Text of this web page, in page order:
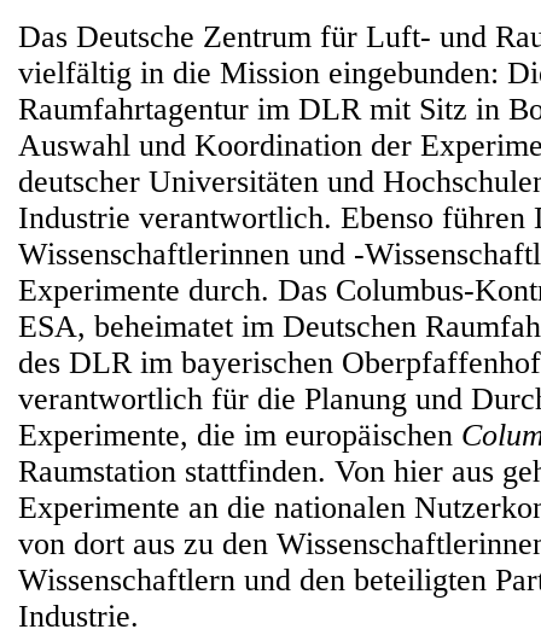
Das Deutsche Zentrum für Luft- und
vielfältig in die Mission eingebunden:
Raumfahrtagentur im DLR mit Sitz in
Auswahl und Koordination der
deutscher Universitäten und
Industrie verantwortlich. Ebenso führen
Wissenschaftlerinnen und -
Experimente durch. Das Columbus-
ESA, beheimatet im Deutschen
des DLR im bayerischen
verantwortlich für die Planung und
Experimente, die im europäischen
Raumstation stattfinden. Von hier aus
Experimente an die nationalen
von dort aus zu den
Wissenschaftlern und den beteiligten
Industrie.